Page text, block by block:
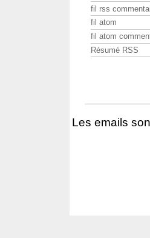
fil rss
fil atom
fil atom
Résumé RSS
Les emails